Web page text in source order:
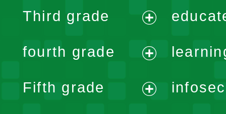
menu
Third grade
menu
fourth grade
menu
Fifth grade